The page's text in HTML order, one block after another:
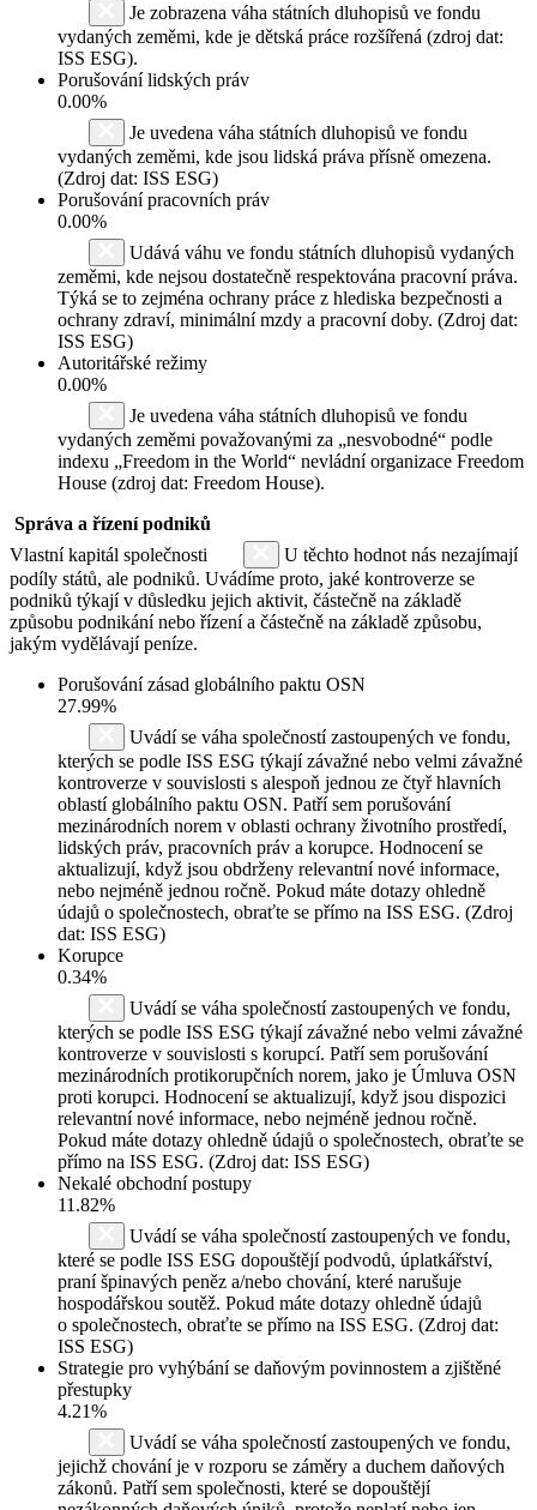
Je zobrazena váha státních dluhopisů ve fondu
vydaných zeměmi, kde je dětská práce rozšířená (zdroj dat:
ISS ESG).
Porušování lidských práv
0.00%
Je uvedena váha státních dluhopisů ve fondu
vydaných zeměmi, kde jsou lidská práva přísně omezena.
(Zdroj dat: ISS ESG)
Porušování pracovních práv
0.00%
Udává váhu ve fondu státních dluhopisů vydaných
zeměmi, kde nejsou dostatečně respektována pracovní práva.
Týká se to zejména ochrany práce z hlediska bezpečnosti a
ochrany zdraví, minimální mzdy a pracovní doby. (Zdroj dat:
ISS ESG)
Autoritářské režimy
0.00%
Je uvedena váha státních dluhopisů ve fondu
vydaných zeměmi považovanými za „nesvobodné“ podle
indexu „Freedom in the World“ nevládní organizace Freedom
House (zdroj dat: Freedom House).
Správa a řízení podniků
Vlastní kapitál společnosti
U těchto hodnot nás nezajímají
podíly států, ale podniků. Uvádíme proto, jaké kontroverze se
podniků týkají v důsledku jejich aktivit, částečně na základě
způsobu podnikání nebo řízení a částečně na základě způsobu,
jakým vydělávají peníze.
Porušování zásad globálního paktu OSN
27.99%
Uvádí se váha společností zastoupených ve fondu,
kterých se podle ISS ESG týkají závažné nebo velmi závažné
kontroverze v souvislosti s alespoň jednou ze čtyř hlavních
oblastí globálního paktu OSN. Patří sem porušování
mezinárodních norem v oblasti ochrany životního prostředí,
lidských práv, pracovních práv a korupce. Hodnocení se
aktualizují, když jsou obdrženy relevantní nové informace,
nebo nejméně jednou ročně. Pokud máte dotazy ohledně
údajů o společnostech, obraťte se přímo na ISS ESG. (Zdroj
dat: ISS ESG)
Korupce
0.34%
Uvádí se váha společností zastoupených ve fondu,
kterých se podle ISS ESG týkají závažné nebo velmi závažné
kontroverze v souvislosti s korupcí. Patří sem porušování
mezinárodních protikorupčních norem, jako je Úmluva OSN
proti korupci. Hodnocení se aktualizují, když jsou dispozici
relevantní nové informace, nebo nejméně jednou ročně.
Pokud máte dotazy ohledně údajů o společnostech, obraťte se
přímo na ISS ESG. (Zdroj dat: ISS ESG)
Nekalé obchodní postupy
11.82%
Uvádí se váha společností zastoupených ve fondu,
které se podle ISS ESG dopouštějí podvodů, úplatkářství,
praní špinavých peněz a/nebo chování, které narušuje
hospodářskou soutěž. Pokud máte dotazy ohledně údajů
o společnostech, obraťte se přímo na ISS ESG. (Zdroj dat:
ISS ESG)
Strategie pro vyhýbání se daňovým povinnostem a zjištěné
přestupky
4.21%
Uvádí se váha společností zastoupených ve fondu,
jejichž chování je v rozporu se záměry a duchem daňových
zákonů. Patří sem společnosti, které se dopouštějí